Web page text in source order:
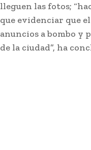
Stay on top of
with our
lleguen las fotos;
que evidenciar que
anuncios a bombo y
de la ciudad”, ha